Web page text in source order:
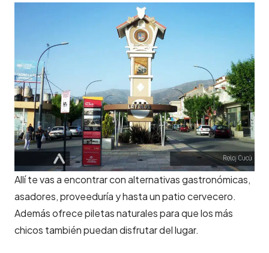
Allí te vas a encontrar con alternativas gastronómicas,
asadores, proveeduría y hasta un patio cervecero.
Además ofrece piletas naturales para que los más
chicos también puedan disfrutar del lugar.